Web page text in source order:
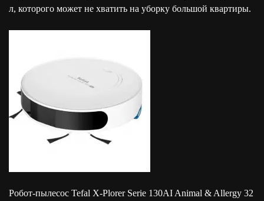
л, которого может не хватить на уборку большой квартиры.
Робот-пылесос Tefal X-Plorer Serie 130AI Animal & Allergy 32